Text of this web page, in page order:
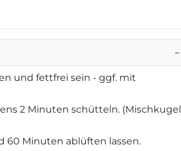
−
und fettfrei sein - ggf. mit
2 Minuten schütteln. (Mischkugel
60 Minuten ablüften lassen.